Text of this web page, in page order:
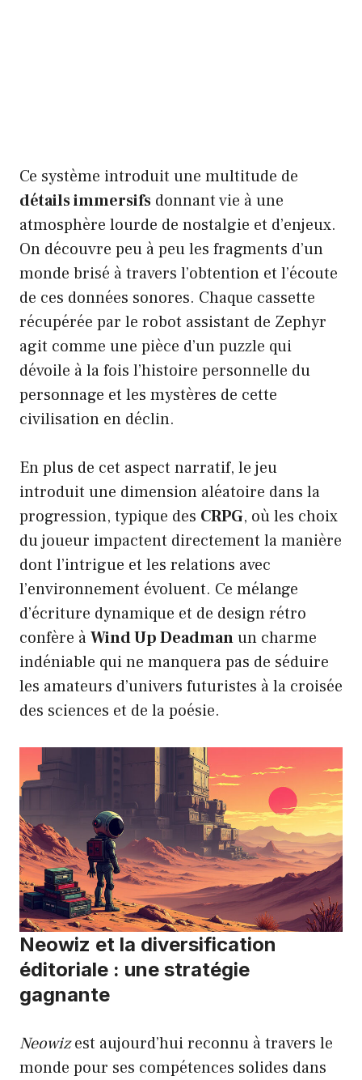
Ce système introduit une multitude de
détails immersifs donnant vie à une
atmosphère lourde de nostalgie et d’enjeux.
On découvre peu à peu les fragments d’un
monde brisé à travers l’obtention et l’écoute
de ces données sonores. Chaque cassette
récupérée par le robot assistant de Zephyr
agit comme une pièce d’un puzzle qui
dévoile à la fois l’histoire personnelle du
personnage et les mystères de cette
civilisation en déclin.
En plus de cet aspect narratif, le jeu
introduit une dimension aléatoire dans la
progression, typique des CRPG, où les choix
du joueur impactent directement la manière
dont l’intrigue et les relations avec
l’environnement évoluent. Ce mélange
d’écriture dynamique et de design rétro
confère àWind Up Deadmanun charme
indéniable qui ne manquera pas de séduire
les amateurs d’univers futuristes à la croisée
des sciences et de la poésie.
Neowiz et la diversification
éditoriale : une stratégie
gagnante
Neowizest aujourd’hui reconnu à travers le
monde pour ses compétences solides dans